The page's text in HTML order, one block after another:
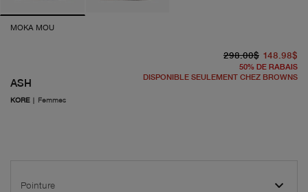
MOKA MOU
ASH
KORE| Femmes
298.00$ 148.98$
50% DE RABAIS
DISPONIBLE SEULEMENT CHEZ BROWNS
Pointure